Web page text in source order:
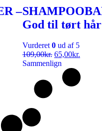
–
God til tørt hår
Vurderet0 ud af 5
109,00kr. 65,00kr.
Sammenlign